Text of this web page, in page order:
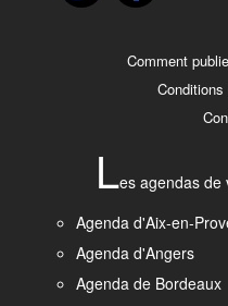
Comment
Les agendas de
Agenda d'Aix-en-
Agenda d'Angers
Agenda de Bordeaux